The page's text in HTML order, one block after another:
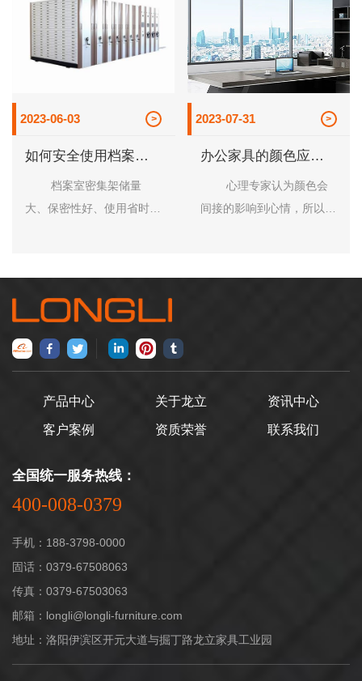
2023-06-03
如何安全使用档案室
密集架
大、保密性好、使用省时省
了解其特点及使用要求，避
免不恰当使用，以免发生意
外。 首先，房间布局
决定着档案室密集架的组
间的空间大小以及布局，确
其次，先确定密集架的
高度。如果安装档案室密集
到，在放置密集架时，就要
避开横梁的位置，将密集架
放置在其它适合的地方。
***后，档案密集架的摆
放对楼层的承重也有要求。
一般在采购密集架的时候，
2023-07-31
办公家具的颜色应该
如何选择
间接的影响到心情，所以合
面对办公家具的颜色是
多数办公室全是坐落于办公
有例如一些较为严肃认真的
办公室，这种类办公室的家
产品中心 关于龙立 资讯中心
客户案例 资质荣誉 联系我们
全国统一服务热线：
400-008-0379
手机：188-3798-0000
固话：0379-67508063
传真：0379-67503063
邮箱：longli@longli-furniture.com
地址：洛阳伊滨区开元大道与掘丁路龙立家具工业园